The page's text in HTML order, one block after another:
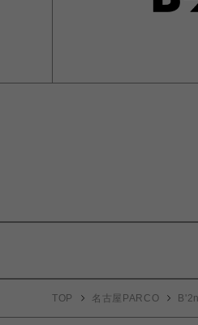
TOP 名古屋PARCO